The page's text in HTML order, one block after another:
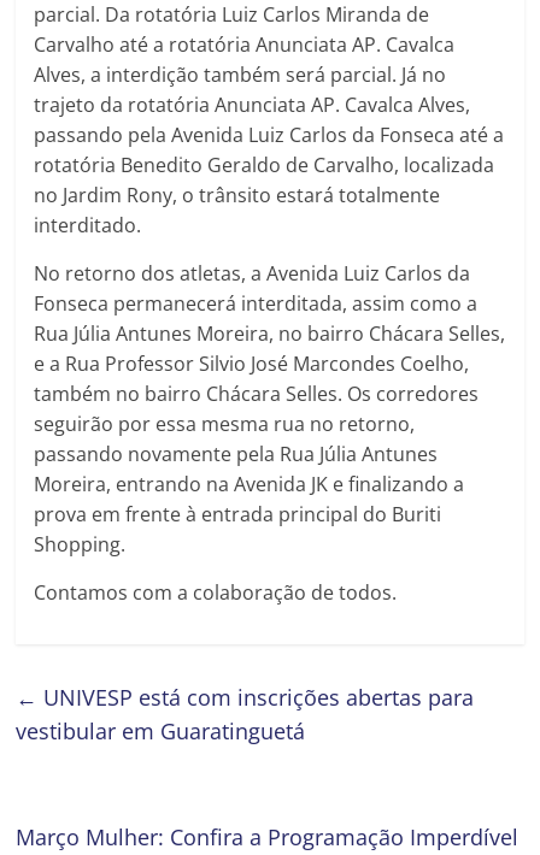
parcial. Da rotatória Luiz Carlos Miranda de
Carvalho até a rotatória Anunciata AP. Cavalca
Alves, a interdição também será parcial. Já no
trajeto da rotatória Anunciata AP. Cavalca Alves,
passando pela Avenida Luiz Carlos da Fonseca até a
rotatória Benedito Geraldo de Carvalho, localizada
no Jardim Rony, o trânsito estará totalmente
interditado.
No retorno dos atletas, a Avenida Luiz Carlos da
Fonseca permanecerá interditada, assim como a
Rua Júlia Antunes Moreira, no bairro Chácara Selles,
e a Rua Professor Silvio José Marcondes Coelho,
também no bairro Chácara Selles. Os corredores
seguirão por essa mesma rua no retorno,
passando novamente pela Rua Júlia Antunes
Moreira, entrando na Avenida JK e finalizando a
prova em frente à entrada principal do Buriti
Shopping.
Contamos com a colaboração de todos.
← UNIVESP está com inscrições abertas para
vestibular em Guaratinguetá
Março Mulher: Confira a Programação Imperdível